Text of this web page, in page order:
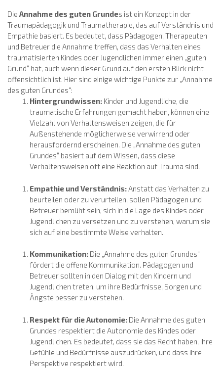
Die Annahme des guten Grundes ist ein Konzept in der
Traumapädagogik und Traumatherapie, das auf Verständnis und
Empathie basiert. Es bedeutet, dass Pädagogen, Therapeuten
und Betreuer die Annahme treffen, dass das Verhalten eines
traumatisierten Kindes oder Jugendlichen immer einen „guten
Grund“ hat, auch wenn dieser Grund auf den ersten Blick nicht
offensichtlich ist. Hier sind einige wichtige Punkte zur „Annahme
des guten Grundes“:
Hintergrundwissen: Kinder und Jugendliche, die
traumatische Erfahrungen gemacht haben, können eine
Vielzahl von Verhaltensweisen zeigen, die für
Außenstehende möglicherweise verwirrend oder
herausfordernd erscheinen. Die „Annahme des guten
Grundes“ basiert auf dem Wissen, dass diese
Verhaltensweisen oft eine Reaktion auf Trauma sind.
Empathie und Verständnis: Anstatt das Verhalten zu
beurteilen oder zu verurteilen, sollen Pädagogen und
Betreuer bemüht sein, sich in die Lage des Kindes oder
Jugendlichen zu versetzen und zu verstehen, warum sie
sich auf eine bestimmte Weise verhalten.
Kommunikation: Die „Annahme des guten Grundes“
fördert die offene Kommunikation. Pädagogen und
Betreuer sollten in den Dialog mit den Kindern und
Jugendlichen treten, um ihre Bedürfnisse, Sorgen und
Ängste besser zu verstehen.
Respekt für die Autonomie: Die Annahme des guten
Grundes respektiert die Autonomie des Kindes oder
Jugendlichen. Es bedeutet, dass sie das Recht haben, ihre
Gefühle und Bedürfnisse auszudrücken, und dass ihre
Perspektive respektiert wird.